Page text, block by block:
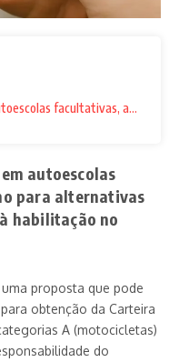
facultativas, abrindo
autoescolas
para alternativas
habilitação no
proposta que pode
obtenção da Carteira
A (motocicletas)
do